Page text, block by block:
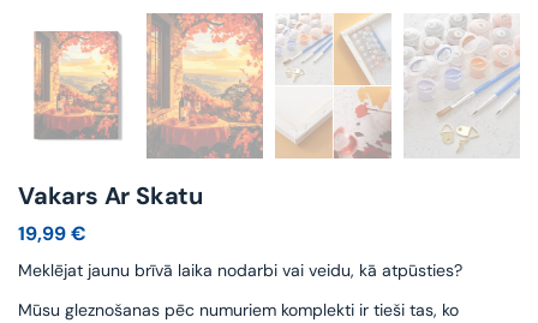
Vakars Ar Skatu
19,99€
Meklējat jaunu brīvā laika nodarbi vai veidu, kā atpūsties?
Mūsu gleznošanas pēc numuriem komplekti ir tieši tas, ko